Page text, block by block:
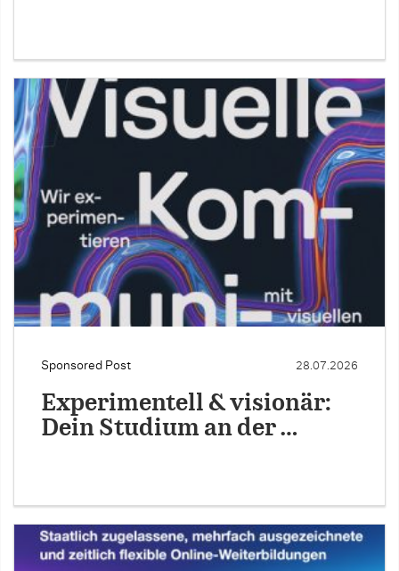
Sponsored Post 28.07.2026
Experimentell & visionär:
Dein Studium an der …